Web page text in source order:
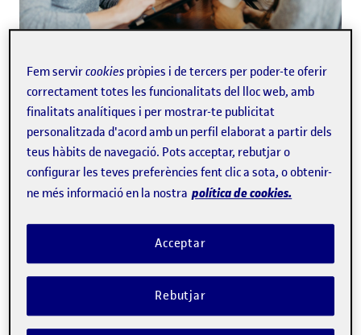
Cada cop més persones busquen oportunitats
noves per reinventar-se professionalment. Ja sigui
per la necessitat d'adaptar-se a sectors en
creixement, la recerca d'una major estabilitat o el
simple desig de complir una passió ajornada,
canviar de feina s'ha convertit en una opció
atractiva per a molts. En aquest context, l'FP s'ha
formació pràctica i adaptada a les necessitats del
mercat.
Una opció flexible i accesible
Fem servircookies pròpies i de tercers per poder-te oferir
correctament totes les funcionalitats del lloc web, amb
finalitats analítiques i per mostrar-te publicitat
personalitzada d'acord amb un perfil elaborat a partir dels
teus hàbits de navegació. Pots acceptar, rebutjar o
configurar les teves preferències fent clic a sota, o obtenir-
ne més informació en la nostra política de cookies.
Rebutjar
Acceptar